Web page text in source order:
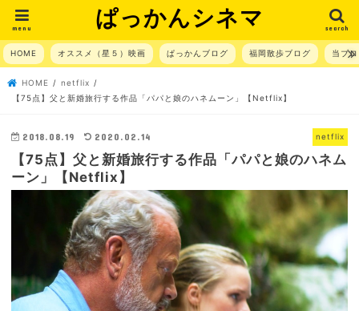
ぱっかんシネマ search
menu
HOME オススメ（星５）映画 ぱっかんブログ 福岡散歩ブログ 当ブ
HOME
netflix
【75点】父と新婚旅行する作品「パパと娘のハネムーン」【Netflix】
netflix
2018.08.19 2020.02.14
【75点】父と新婚旅行する作品「パパと娘のハネム
ーン」【Netflix】